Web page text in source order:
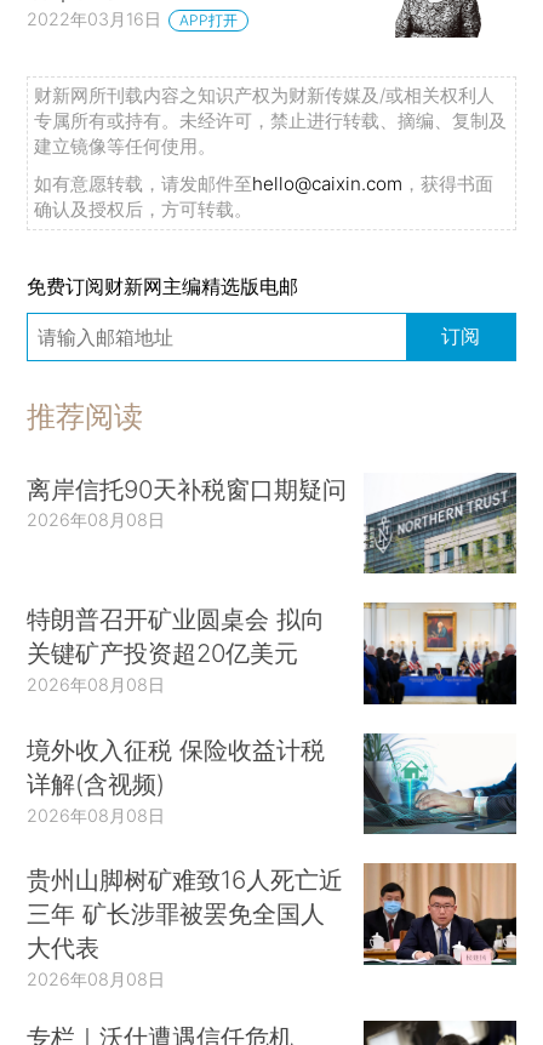
2022年03月16日 APP打开
财新网所刊载内容之知识产权为财新传媒及/或相关权利人
专属所有或持有。未经许可，禁止进行转载、摘编、复制及
建立镜像等任何使用。
如有意愿转载，请发邮件至hello@caixin.com ，获得书面
确认及授权后，方可转载。
免费订阅财新网主编精选版电邮
订阅
推荐阅读
离岸信托90天补税窗口期疑问
2026年08月08日
特朗普召开矿业圆桌会 拟向
关键矿产投资超20亿美元
2026年08月08日
境外收入征税 保险收益计税
详解(含视频)
2026年08月08日
贵州山脚树矿难致16人死亡近
三年 矿长涉罪被罢免全国人
大代表
2026年08月08日
专栏｜沃什遭遇信任危机